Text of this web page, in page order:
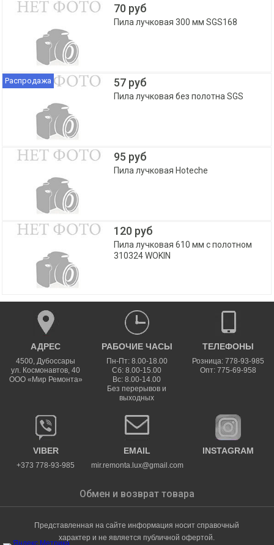
70 руб
Пила лучковая 300 мм SGS168
Распродажа 57 руб
Пила лучковая без полотна SGS
95 руб
Пила лучковая Hoteche
120 руб
Пила лучковая 610 мм с полотном
310324 WOKIN
АДРЕС
4500,Дубоссары
ул. Космонавтов, 40
ООО «Мир Ремонта»
РАБОЧИЕ ЧАСЫ
Пн-Пт: 8.00-18.00
Сб: 8.00-15.00
Вс: 8.00-14.00
Без перерывов и
выходных
ТЕЛЕФОНЫ
Розница: 778-93-985
Опт: 775-69-958
VIBER
+373 778-93-985
EMAIL
mir.remonta.lux@gmail.com
INSTAGRAM
Обмен и возврат товара
Представленная на сайте информация носит справочный
характер и не является публичной офертой.